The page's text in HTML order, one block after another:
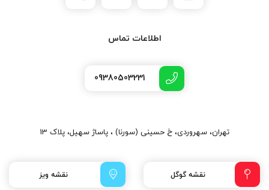
اطلاعات تماس
09380503231
تهران، سهروردی، خ حسینی (سورنا) ، پاساژ سهیل، پلاک 13
نقشه گوگل نقشه ویز